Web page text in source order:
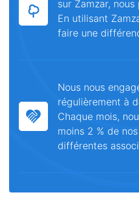
sur Zamzar,
En utilisant
faire une
Nous nous
régulièrement à
Chaque mois,
moins 2 % de
différentes